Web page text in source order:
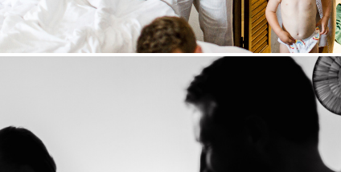
самый утренний хаос, в котором рождаются самые честные и
перед церемонией на Ко Самете.